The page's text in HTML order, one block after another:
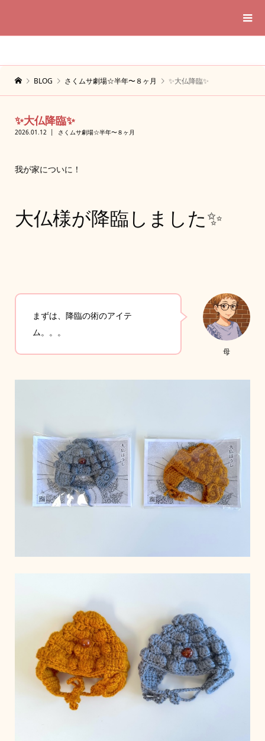
BLOG さくムサ劇場☆半年〜８ヶ月 ✨大仏降臨✨
✨大仏降臨✨
2026.01.12 さくムサ劇場☆半年〜８ヶ月
我が家についに！
大仏様が降臨しました✨
母
まずは、降臨の術のアイテ
ム。。。